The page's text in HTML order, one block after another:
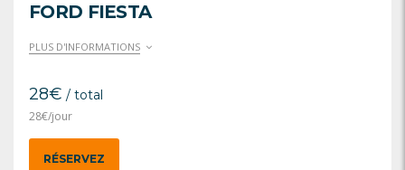
FORD FIESTA
PLUS D'INFORMATIONS
28€ / total
28€/jour
RÉSERVEZ